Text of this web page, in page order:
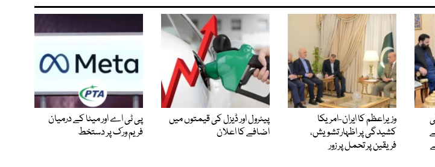
وزیراعظم کا ایران-امریکا
کشیدگی پر اظہار تشویش،
فریقین پر تحمل پر زور
پیٹرول اور ڈیزل کی قیمتوں میں
اضافے کا اعلان
پی ٹی اے اور میٹا کے درمیان
فریم ورک پر دستخط